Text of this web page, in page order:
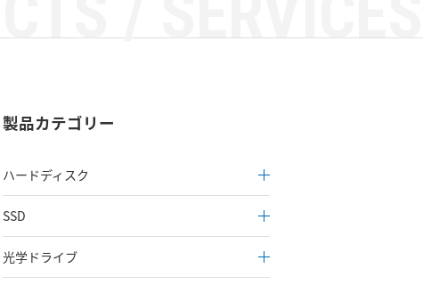
製品カテゴリー
ハードディスク
SSD
光学ドライブ